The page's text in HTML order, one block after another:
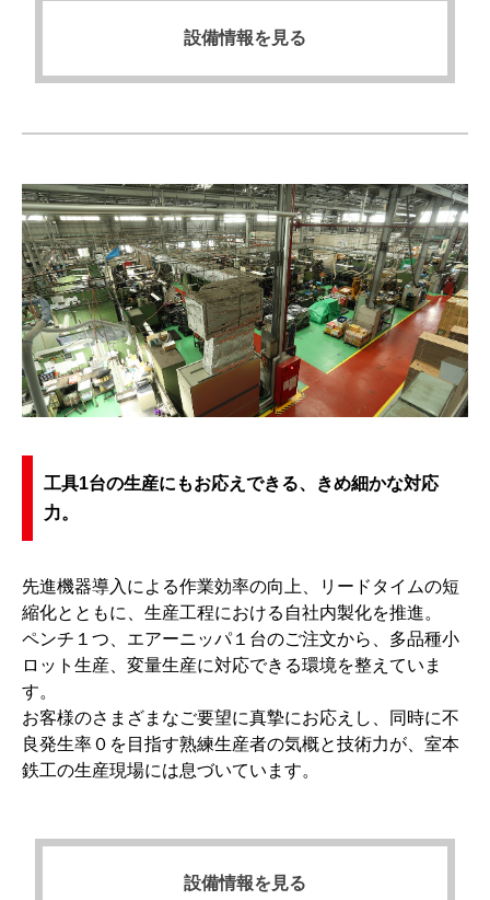
設備情報を見る
工具1台の生産にもお応えできる、きめ細かな対応
力。
先進機器導入による作業効率の向上、リードタイムの短
縮化とともに、生産工程における自社内製化を推進。
ペンチ１つ、エアーニッパ１台のご注文から、多品種小
ロット生産、変量生産に対応できる環境を整えていま
す。
お客様のさまざまなご要望に真摯にお応えし、同時に不
良発生率０を目指す熟練生産者の気概と技術力が、室本
鉄工の生産現場には息づいています。
設備情報を見る